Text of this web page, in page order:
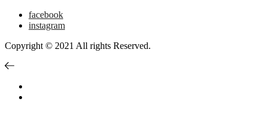
facebook
instagram
Copyright © 2021 All rights Reserved.